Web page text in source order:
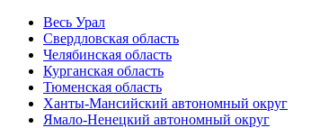
Весь Урал
Свердловская область
Челябинская область
Курганская область
Тюменская область
Ханты-Мансийский автономный округ
Ямало-Ненецкий автономный округ